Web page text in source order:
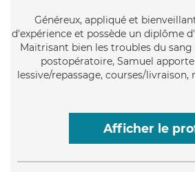
Généreux, appliqué et
d'expérience et possède un diplôme
Maitrisant bien les troubles du
postopératoire, Samuel
lessive/repassage, courses/
Afficher le